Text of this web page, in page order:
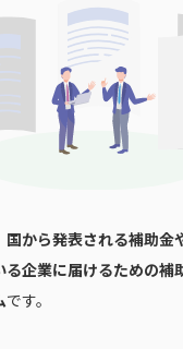
国から発表される補助金
企業に届けるための補
です。